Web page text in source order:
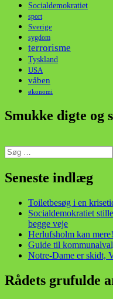
Socialdemokratiet
sport
Sverige
sygdom
terrorisme
Tyskland
USA
våben
økonomi
Smukke digte og
Søg
efter:
Seneste indlæg
Toiletbesøg i en
Socialdemokratiet
begge veje
Herlufsholm kan mere!
Guide til
Notre-Dame er skidt,
Rådets grufulde